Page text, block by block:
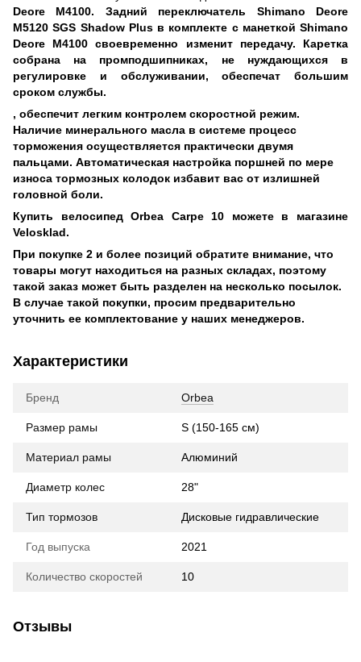
Deore M4100.
Задний переключатель Shimano Deore
M5120 SGS Shadow Plus в комплекте с манеткой Shimano
Deore M4100 своевременно изменит передачу. Каретка
собрана на промподшипниках, не нуждающихся в
регулировке и обслуживании, обеспечат большим
сроком службы.
, обеспечит легким контролем скоростной режим.
Наличие минерального масла в системе процесс
торможения осуществляется практически двумя
пальцами. Автоматическая настройка поршней по мере
износа тормозных колодок избавит вас от излишней
головной боли.
Купить велосипедOrbea Carpe 10 можете в магазине
Velosklad.
При покупке 2 и более позиций обратите внимание, что
товары могут находиться на разных складах, поэтому
такой заказ может быть разделен на несколько посылок.
В случае такой покупки, просим предварительно
уточнить ее комплектование у наших менеджеров.
Характеристики
Бренд Orbea
Размер рамы S (150-165 см)
Материал рамы Алюминий
Диаметр колес 28"
Тип тормозов Дисковые гидравлические
Год выпуска 2021
Количество скоростей 10
Отзывы